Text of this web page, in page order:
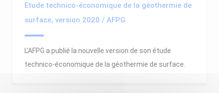
Etude technico-économique de la géothermie de
surface, version 2020 / AFPG
L'AFPG a publié la nouvelle version de son étude
technico-économique de la géothermie de surface.